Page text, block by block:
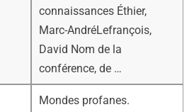
connaissances Éthier,
Marc-AndréLefrançois,
David Nom de la
conférence, de …
Mondes profanes.